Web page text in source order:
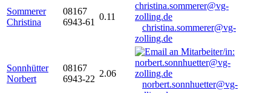
Sommerer
Christina
08167
6943-61
0.11
christina.sommerer@vg-
zolling.de
Sonnhütter
Norbert
08167
6943-22
2.06
norbert.sonnhuetter@vg-